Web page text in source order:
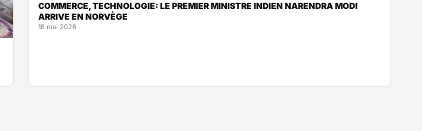
COMMERCE, TECHNOLOGIE: LE PREMIER MINISTRE INDIEN NARENDRA MODI
ARRIVE EN NORVÈGE
18 mai 2026